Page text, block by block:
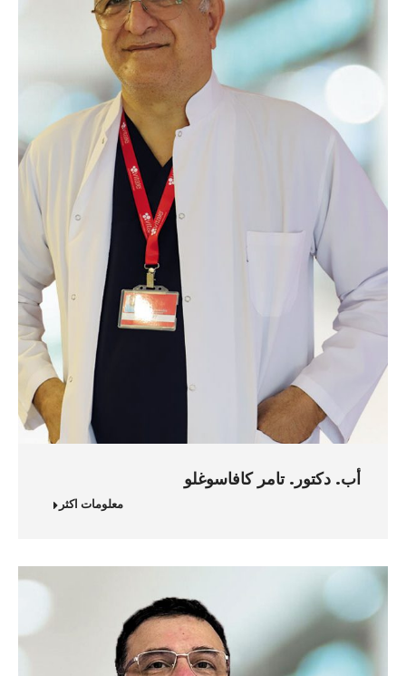
أب. دكتور. تامر كافاسوغلو
معلومات اكثر